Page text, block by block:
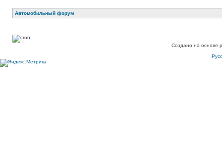
Автомобильный форум
Создано на основе